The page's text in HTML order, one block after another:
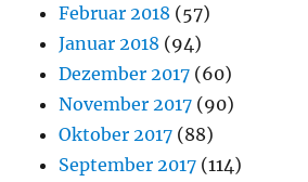
Februar 2018 (57)
Januar 2018 (94)
Dezember 2017 (60)
November 2017 (90)
Oktober 2017 (88)
September 2017 (114)